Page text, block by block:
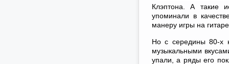
Клэптона. А такие
упоминали в
манеру игры на
Но с середины 80-х
музыкальными
упали, а ряды его